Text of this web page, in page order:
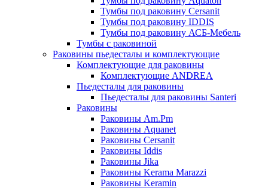
Тумбы под раковину Cersanit
Тумбы под раковину IDDIS
Тумбы под раковину АСБ-Мебель
Тумбы с раковиной
Раковины пьедесталы и комплектующие
Комплектующие для раковины
Комплектующие ANDREA
Пьедесталы для раковины
Пьедесталы для раковины Santeri
Раковины
Раковины Am.Pm
Раковины Aquanet
Раковины Cersanit
Раковины Iddis
Раковины Jika
Раковины Kerama Marazzi
Раковины Keramin